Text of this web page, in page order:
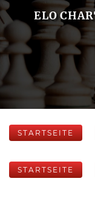
ELO
STARTSEITE
STARTSEITE